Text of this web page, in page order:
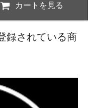
カートを見る
録されている商